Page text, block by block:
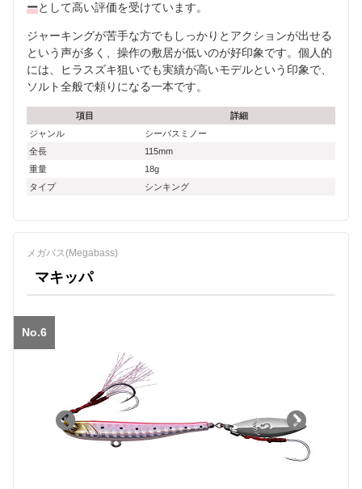
ーとして高い評価を受けています。
ジャーキングが苦手な方でもしっかりとアクションが出せる
という声が多く、操作の敷居が低いのが好印象です。個人的
には、ヒラスズキ狙いでも実績が高いモデルという印象で、
ソルト全般で頼りになる一本です。
項目
詳細
ジャンル
シーバスミノー
全長
115mm
重量
18g
タイプ
シンキング
メガバス(Megabass)
マキッパ
No.6